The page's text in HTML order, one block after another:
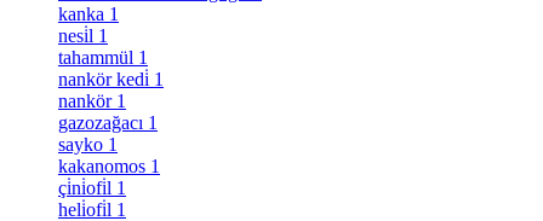
kanka 1
nesi̇l 1
tahammül 1
nankör kedi̇ 1
nankör 1
gazozağacı 1
sayko 1
kakanomos 1
çi̇ni̇ofi̇l 1
heli̇ofi̇l 1